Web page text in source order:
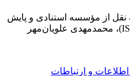
از مؤسسه استنادی و پایش
علم‌وفناوری جهان اسلام (ISC)، محمدمهدی علویان‌مهر
و ارتباطات